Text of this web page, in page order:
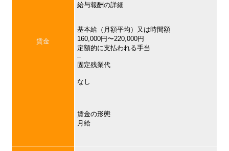
賃金
給与報酬の詳細
基本給（月額平均）又は時間額
160,000円〜220,000円
定額的に支払われる手当
–
固定残業代
なし
賃金の形態
月給